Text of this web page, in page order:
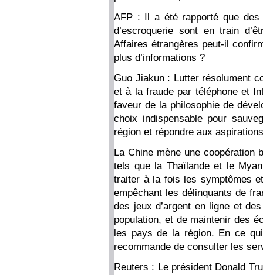
AFP : Il a été rapporté que
d’escroquerie sont en train
Affaires étrangères peut-il
plus d’informations ?
Guo Jiakun : Lutter résolument
et à la fraude par téléphone et
faveur de la philosophie de
choix indispensable pour
région et répondre aux
La Chine mène une
tels que la Thaïlande et le
traiter à la fois les symptômes
empêchant les délinquants de
des jeux d’argent en ligne et
population, et de maintenir des
les pays de la région. En ce
recommande de consulter les
Reuters : Le président Donald